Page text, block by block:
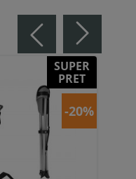
SUPER
PRET
-20%